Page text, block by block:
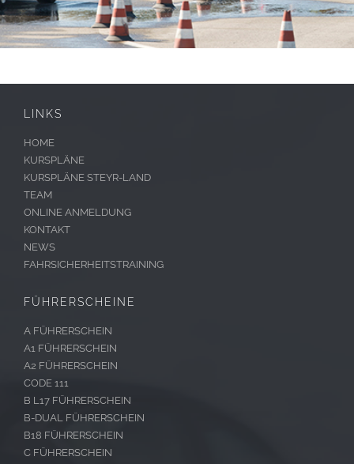
LINKS
HOME
KURSPLÄNE
KURSPLÄNE STEYR-LAND
TEAM
ONLINE ANMELDUNG
KONTAKT
NEWS
FAHRSICHERHEITSTRAINING
FÜHRERSCHEINE
A FÜHRERSCHEIN
A1 FÜHRERSCHEIN
A2 FÜHRERSCHEIN
CODE 111
B L17 FÜHRERSCHEIN
B-DUAL FÜHRERSCHEIN
B18 FÜHRERSCHEIN
C FÜHRERSCHEIN